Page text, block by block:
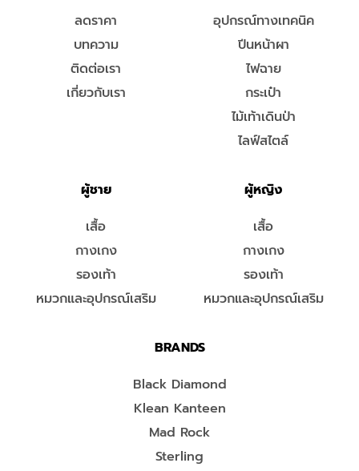
ลดราคา
บทความ
ติดต่อเรา
เกี่ยวกับเรา
อุปกรณ์ทางเทคนิค
ปีนหน้าผา
ไฟฉาย
กระเป๋า
ไม้เท้าเดินป่า
ไลฟ์สไตล์
ผู้ชาย
เสื้อ
กางเกง
รองเท้า
หมวกและอุปกรณ์เสริม
ผู้หญิง
เสื้อ
กางเกง
รองเท้า
หมวกและอุปกรณ์เสริม
BRANDS
Black Diamond
Klean Kanteen
Mad Rock
Sterling